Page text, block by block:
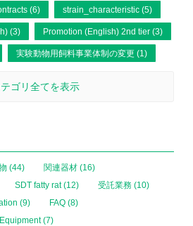
(6) strain_characteristic (5)
(3) Promotion (English) 2nd tier (3)
実験動物用飼料事業体制の変更 (1)
ゴリ全てを表示
(44)
関連器材 (16)
SDT fatty rat (12)
受託業務 (10)
(9)
FAQ (8)
Equipment (7)